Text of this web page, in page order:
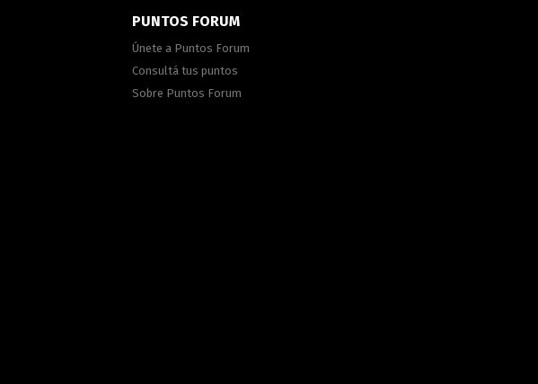
PUNTOS FORUM
Únete a Puntos Forum
Consultá tus puntos
Sobre Puntos Forum